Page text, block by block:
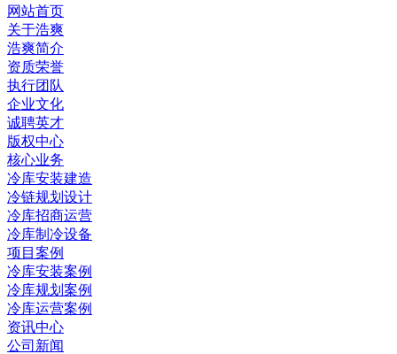
网站首页
关于浩爽
浩爽简介
资质荣誉
执行团队
企业文化
诚聘英才
版权中心
核心业务
冷库安装建造
冷链规划设计
冷库招商运营
冷库制冷设备
项目案例
冷库安装案例
冷库规划案例
冷库运营案例
资讯中心
公司新闻